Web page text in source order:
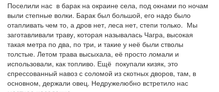
Поселили нас в барак на окраине села, под окнами по ночам
выли степные волки. Барак был большой, его надо было
отапливать чем то, а дров нет, леса нет, степи только. Мы
заготавливали траву, которая называлась Чагра, высокая
такая метра по два, по три, и такие у неё были стволы
толстые. Летом трава высыхала, её просто ломали и
использовали, как топливо. Ещё покупали кизяк, это
спрессованный навоз с соломой из скотных дворов, там, в
основном, держали овец. Недружелюбно встретило нас